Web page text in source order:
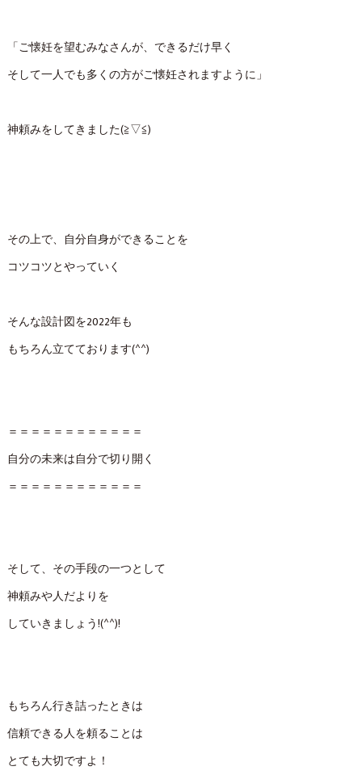
「ご懐妊を望むみなさんが、できるだけ早く
そして一人でも多くの方がご懐妊されますように」
神頼みをしてきました(≧▽≦)
その上で、自分自身ができることを
コツコツとやっていく
そんな設計図を2022年も
もちろん立てております(^^)
＝＝＝＝＝＝＝＝＝＝＝＝
自分の未来は自分で切り開く
＝＝＝＝＝＝＝＝＝＝＝＝
そして、その手段の一つとして
神頼みや人だよりを
していきましょう!(^^)!
もちろん行き詰ったときは
信頼できる人を頼ることは
とても大切ですよ！